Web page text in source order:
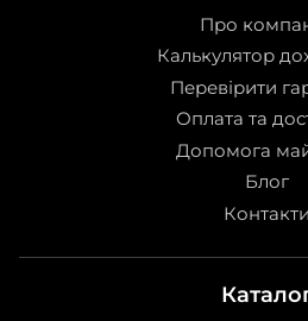
Про
Калькулятор
Перевірити
Оплата та
Допомога
Блог
Контакти